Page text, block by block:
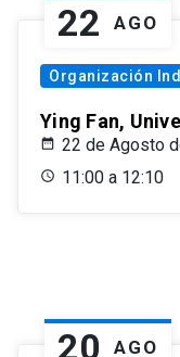
22 AGO
Organización
Ying Fan,
22 de Agosto
11:00 a 12:10
20 AGO